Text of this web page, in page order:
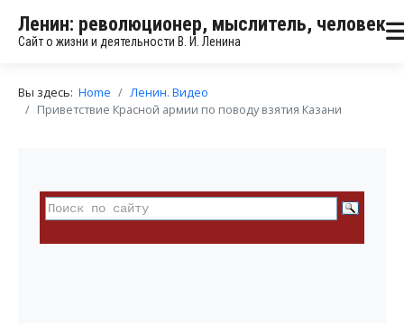
Ленин: революционер, мыслитель, человек
Сайт о жизни и деятельности В. И. Ленина
Вы здесь: Home
Ленин. Видео
Приветствие Красной армии по поводу взятия Казани